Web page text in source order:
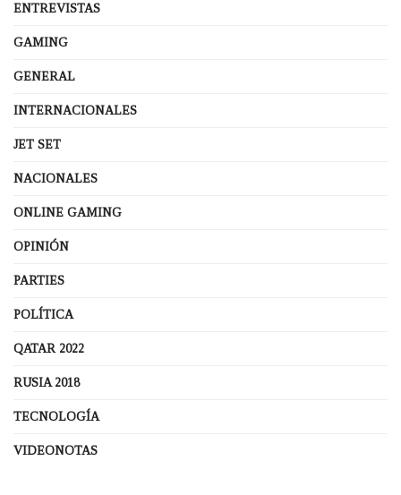
ENTREVISTAS
GAMING
GENERAL
INTERNACIONALES
JET SET
NACIONALES
ONLINE GAMING
OPINIÓN
PARTIES
POLÍTICA
QATAR 2022
RUSIA 2018
TECNOLOGÍA
VIDEONOTAS